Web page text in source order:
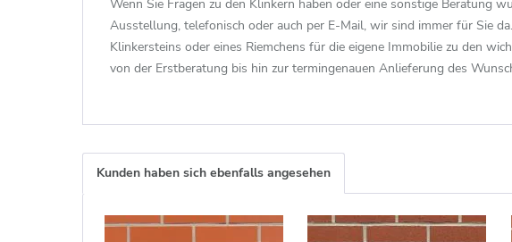
Wenn Sie Fragen zu den Klinkern haben oder eine sonstige Beratung
Ausstellung, telefonisch oder auch per E-Mail, wir sind immer für Sie
Klinkersteins oder eines Riemchens für die eigene Immobilie zu den
von der Erstberatung bis hin zur termingenauen Anlieferung des
Kunden haben sich ebenfalls angesehen